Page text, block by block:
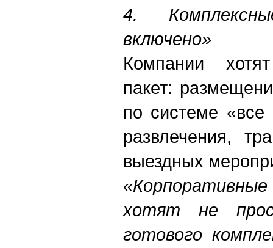
4.
включено»
Компании
пакет:
по системе «все
развлечения,
выездных
хотят не
готового